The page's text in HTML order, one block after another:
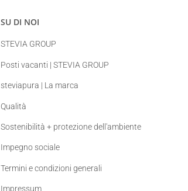
SU DI NOI
STEVIA GROUP
Posti vacanti | STEVIA GROUP
steviapura | La marca
Qualità
Sostenibilità + protezione dell'ambiente
Impegno sociale
Termini e condizioni generali
Impressum